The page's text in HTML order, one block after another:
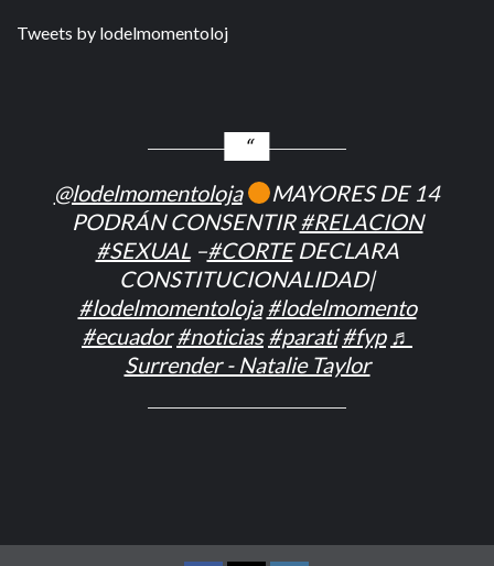
Tweets by lodelmomentoloj
@lodelmomentoloja
MAYORES DE 14
PODRÁN CONSENTIR#RELACION
#SEXUAL–#CORTEDECLARA
CONSTITUCIONALIDAD|
#lodelmomentoloja #lodelmomento
#ecuador #noticias #parati #fyp ♬
Surrender - Natalie Taylor